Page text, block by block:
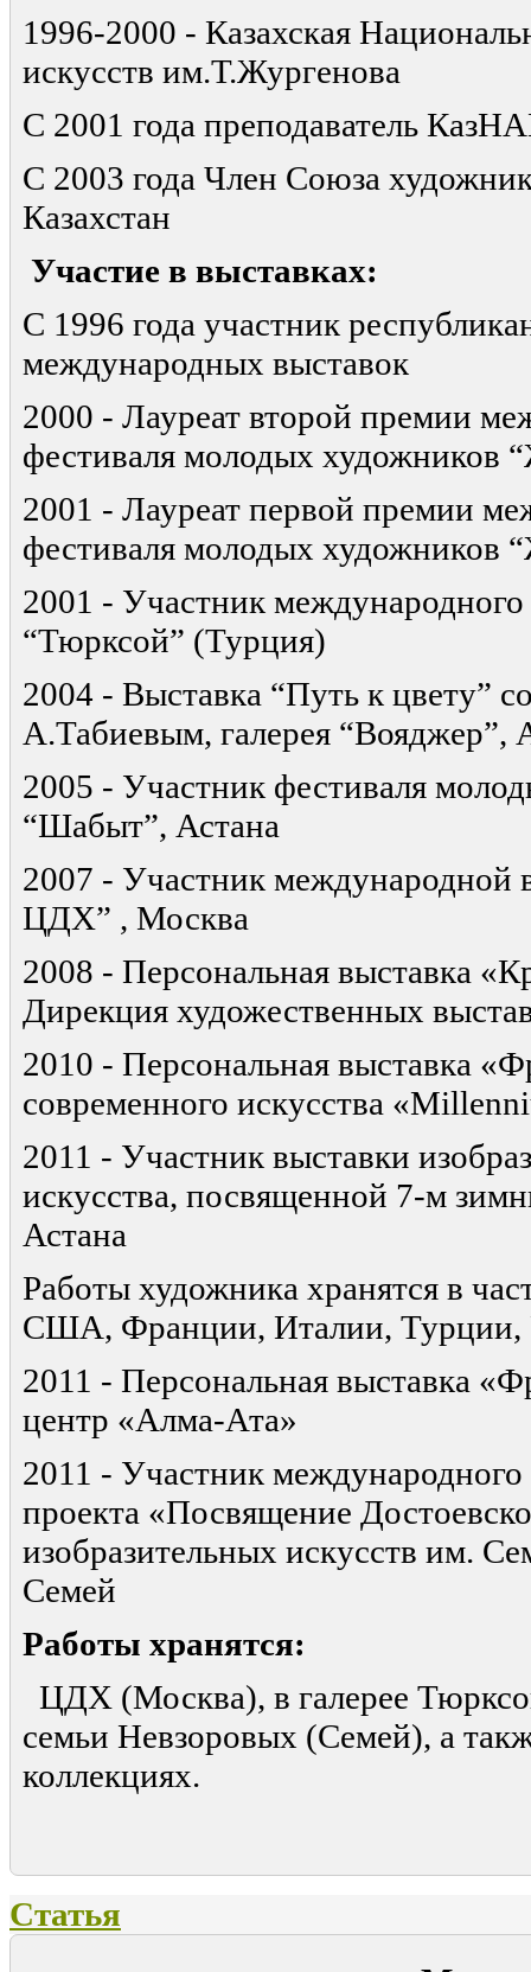
1996-2000 - Казахская
искусств им.Т.Жургенова
С 2001 года преподаватель
С 2003 года Член Союза
Казахстан
Участие в выставках:
С 1996 года участник
международных выставок
2000 - Лауреат второй премии
фестиваля молодых художников
2001 - Лауреат первой премии
фестиваля молодых художников
2001 - Участник
“Тюрксой” (Турция)
2004 - Выставка “Путь к цвету”
А.Табиевым, галерея “Вояджер”,
2005 - Участник фестиваля
“Шабыт”, Астана
2007 - Участник международной
ЦДХ” , Москва
2008 - Персональная выставка
Дирекция художественных
2010 - Персональная выставка
современного искусства
2011 - Участник выставки
искусства, посвященной 7-м
Астана
Работы художника хранятся в
США, Франции, Италии, Турции,
2011 - Персональная выставка
центр «Алма-Ата»
2011 - Участник международного
проекта «Посвящение
изобразительных искусств им.
Семей
Работы хранятся:
ЦДХ (Москва), в галерее
семьи Невзоровых (Семей), а
коллекциях.
Статья